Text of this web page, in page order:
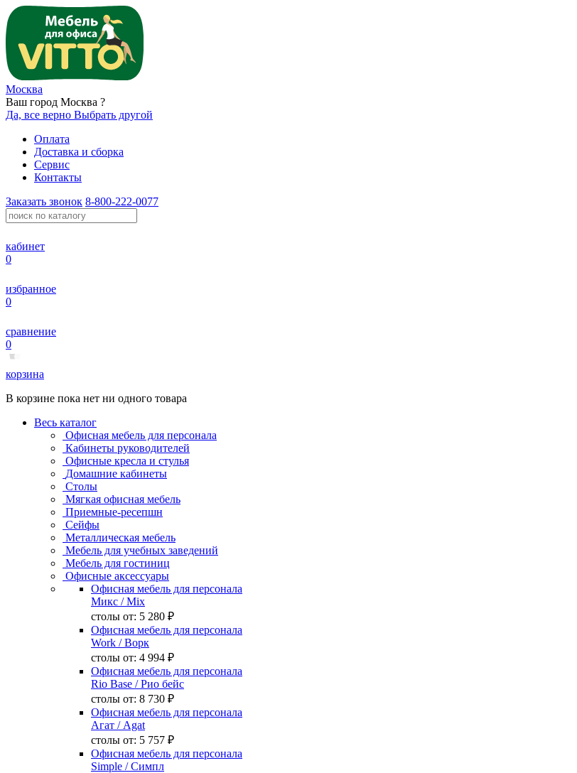
Москва
Ваш город Москва ?
Да, все верно Выбрать другой
Оплата
Доставка и сборка
Сервис
Контакты
Заказать звонок 8-800-222-0077
кабинет
0
избранное
0
сравнение
0
корзина
В корзине пока нет ни одного товара
Весь каталог
Офисная мебель для персонала
Кабинеты руководителей
Офисные кресла и стулья
Домашние кабинеты
Столы
Мягкая офисная мебель
Приемные-ресепшн
Сейфы
Металлическая мебель
Мебель для учебных заведений
Мебель для гостиниц
Офисные аксессуары
Офисная мебель для персонала
Микс / Mix
столы от: 5 280 ₽
Офисная мебель для персонала
Work / Ворк
столы от: 4 994 ₽
Офисная мебель для персонала
Rio Base / Рио бейс
столы от: 8 730 ₽
Офисная мебель для персонала
Агат / Agat
столы от: 5 757 ₽
Офисная мебель для персонала
Simple / Симпл